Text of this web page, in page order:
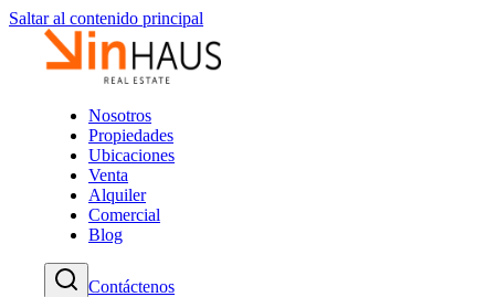
Saltar al contenido principal
Nosotros
Propiedades
Ubicaciones
Venta
Alquiler
Comercial
Blog
Contáctenos